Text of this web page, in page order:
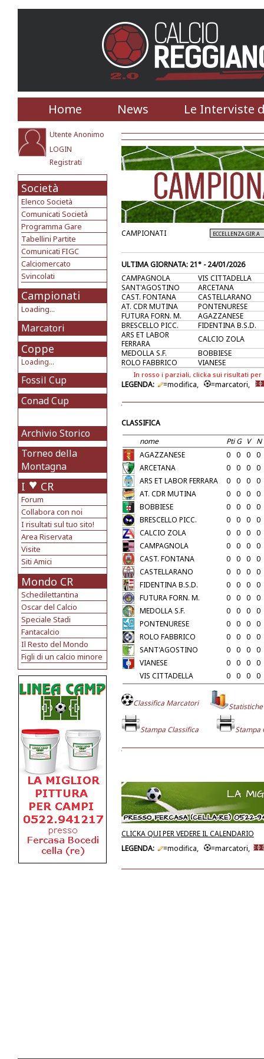
Home News Le Interviste
Utente Anonimo
LOGIN
Registrati
Società
Elenco Società
Comunicati Società
Programma Gare
Tabellini Partite
Comunicati FIGC
Calciomercato
Svincolati
Campionati
Loading...
Marcatori
Coppe
Loading...
Fossil Cup
Conad Cup
Archivio Storico
Torneo della
Montagna
I CR
Forum
Collabora con noi
I risultati sul tuo sito!
Area Riservata
Visite
Siti Amici
Mondo CR
Schedilettantina
Oscar del Calcio
Speciale Stadi
Fantacalcio
Il Resto del Mondo
Figli di un calcio minore
CAMPIONATI
ULTIMA GIORNATA: 21° - 24/01/2026
CAMPAGNOLA
VIS CITTADELLA
SANT'AGOSTINO
ARCETANA
CAST. FONTANA
CASTELLARANO
AT. CDR MUTINA
PONTENURESE
FUTURA FORN. M.
AGAZZANESE
BRESCELLO PICC.
FIDENTINA B.S.D.
ARS ET LABOR
FERRARA
CALCIO ZOLA
MEDOLLA S.F.
BOBBIESE
ROLO FABBRICO
VIANESE
In rosso i parziali, clicka sui risultati
LEGENDA: =modifica, =marcatori,
CLASSIFICA
nome
Pti G V
N
AGAZZANESE
0 0 0 0
ARCETANA
0 0 0 0
ARS ET LABOR FERRARA
0 0 0 0
AT. CDR MUTINA
0 0 0 0
BOBBIESE
0 0 0 0
BRESCELLO PICC.
0 0 0 0
CALCIO ZOLA
0 0 0 0
CAMPAGNOLA
0 0 0 0
CAST. FONTANA
0 0 0 0
CASTELLARANO
0 0 0 0
FIDENTINA B.S.D.
0 0 0 0
FUTURA FORN. M.
0 0 0 0
MEDOLLA S.F.
0 0 0 0
PONTENURESE
0 0 0 0
ROLO FABBRICO
0 0 0 0
SANT'AGOSTINO
0 0 0 0
VIANESE
0 0 0 0
VIS CITTADELLA
0 0 0 0
Classifica Marcatori
Stampa Classifica Stampa
CLICKA QUI PER VEDERE IL CALENDARIO
LEGENDA:
=modifica, =marcatori,